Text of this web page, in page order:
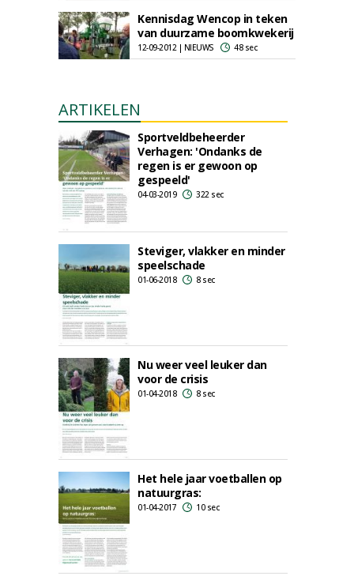
Kennisdag Wencop in teken
van duurzame boomkwekerij
12-09-2012 | NIEUWS 48 sec
ARTIKELEN
Sportveldbeheerder
Verhagen: 'Ondanks de
regen is er gewoon op
gespeeld'
04-03-2019 322 sec
Steviger, vlakker en minder
speelschade
01-06-2018 8 sec
Nu weer veel leuker dan
voor de crisis
01-04-2018 8 sec
Het hele jaar voetballen op
natuurgras:
01-04-2017 10 sec